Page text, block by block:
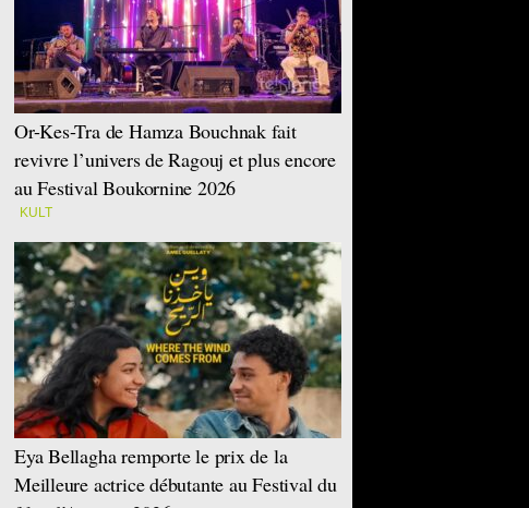
Or-Kes-Tra de Hamza Bouchnak fait
revivre l’univers de Ragouj et plus encore
au Festival Boukornine 2026
KULT
Eya Bellagha remporte le prix de la
Meilleure actrice débutante au Festival du